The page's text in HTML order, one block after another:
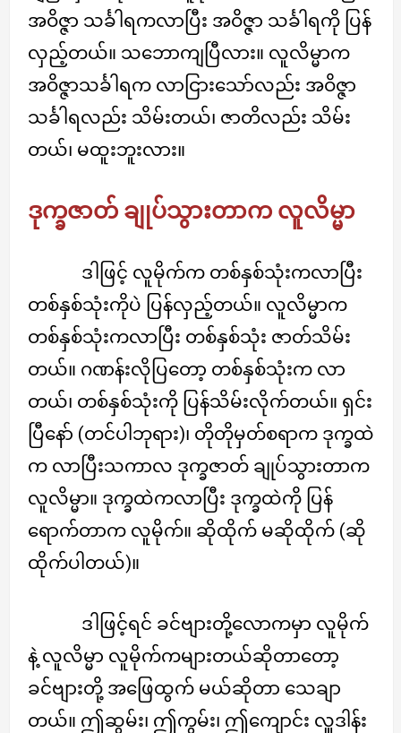
အဝိဇ္ဇာ သင်္ခါရကလာပြီး အဝိဇ္ဇာ သင်္ခါရကို ပြန်
လှည့်တယ်။ သဘောကျပြီလား။ လူလိမ္မာက
အဝိဇ္ဇာသင်္ခါရက လာငြားသော်လည်း အဝိဇ္ဇာ
သင်္ခါရလည်း သိမ်းတယ်၊ ဇာတိလည်း သိမ်း
တယ်၊ မထူးဘူးလား။
ဒုက္ခဇာတ် ချုပ်သွားတာက လူလိမ္မာ
ဒါဖြင့် လူမိုက်က တစ်နှစ်သုံးကလာပြီး
တစ်နှစ်သုံးကိုပဲ ပြန်လှည့်တယ်။ လူလိမ္မာက
တစ်နှစ်သုံးကလာပြီး တစ်နှစ်သုံး ဇာတ်သိမ်း
တယ်။ ဂဏန်းလိုပြတော့ တစ်နှစ်သုံးက လာ
တယ်၊ တစ်နှစ်သုံးကို ပြန်သိမ်းလိုက်တယ်။ ရှင်း
ပြီနော် (တင်ပါဘုရား)၊ တိုတိုမှတ်စရာက ဒုက္ခထဲ
က လာပြီးသကာလ ဒုက္ခဇာတ် ချုပ်သွားတာက
လူလိမ္မာ။ ဒုက္ခထဲကလာပြီး ဒုက္ခထဲကို ပြန်
ရောက်တာက လူမိုက်။ ဆိုထိုက် မဆိုထိုက် (ဆို
ထိုက်ပါတယ်)။
ဒါဖြင့်ရင် ခင်ဗျားတို့လောကမှာ လူမိုက်
နဲ့ လူလိမ္မာ လူမိုက်ကများတယ်ဆိုတာတော့
ခင်ဗျားတို့ အဖြေထွက် မယ်ဆိုတာ သေချာ
တယ်။ ဤဆွမ်း၊ ဤကွမ်း၊ ဤကျောင်း လှူဒါန်း